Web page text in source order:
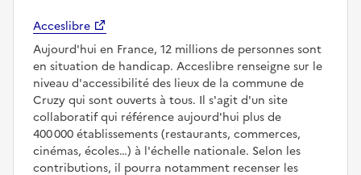
Acceslibre
Aujourd'hui en France, 12 millions de personnes sont
en situation de handicap. Acceslibre renseigne sur le
niveau d'accessibilité des lieux de la commune de
Cruzy qui sont ouverts à tous. Il s'agit d'un site
collaboratif qui référence aujourd'hui plus de
400 000 établissements (restaurants, commerces,
cinémas, écoles…) à l'échelle nationale. Selon les
contributions, il pourra notamment recenser les